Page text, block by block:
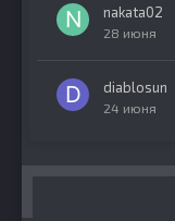
nakata02
28 июня
diablosun
24 июня